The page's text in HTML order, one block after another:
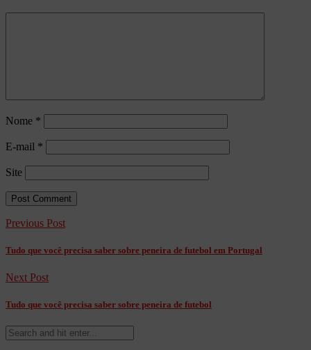
Nome *
E-mail *
Site
Previous Post
Tudo que você precisa saber sobre peneira de futebol em Portugal
Next Post
Tudo que você precisa saber sobre peneira de futebol